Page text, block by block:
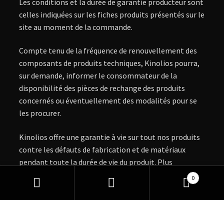
celles indiquées sur les fiches produits présentés sur le
site au moment de la commande.
Compte tenu de la fréquence de renouvellement des
composants de produits techniques, Kinolios pourra,
sur demande, informer le consommateur de la
disponibilité des pièces de rechange des produits
concernés ou éventuellement des modalités pour se
les procurer.
Kinolios offre une garantie à vie sur tout nos produits
contre les défauts de fabrication et de matériaux
pendant toute la durée de vie du produit. Plus
d’informations sont disponibles sur notre page de
Garantie à vie des Produits.
Recherche
Recherche
0